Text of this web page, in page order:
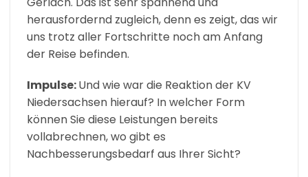
herausfordernd zugleich, denn es zeigt, das wir
uns trotz aller Fortschritte noch am Anfang
der Reise befinden.
Impulse:Und wie war die Reaktion der KV
Niedersachsen hierauf? In welcher Form
können Sie diese Leistungen bereits
vollabrechnen, wo gibt es
Nachbesserungsbedarf aus Ihrer Sicht?